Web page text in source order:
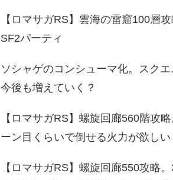
【ロマサガRS】雲海の雷窟100層攻
SF2パーティ
ソシャゲのコンシューマ化。スクエ
今後も増えていく？
【ロマサガRS】螺旋回廊560階攻略
ーン目くらいで倒せる火力が欲しい
【ロマサガRS】螺旋回廊550攻略